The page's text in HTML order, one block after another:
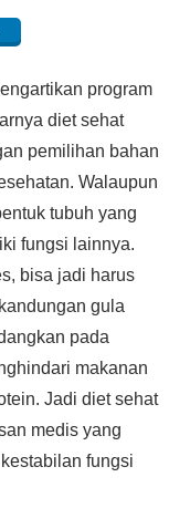
program
diet sehat
pemilihan bahan
Walaupun
tubuh yang
fungsi lainnya.
bisa jadi harus
gula
pada
makanan
Jadi diet sehat
medis yang
fungsi